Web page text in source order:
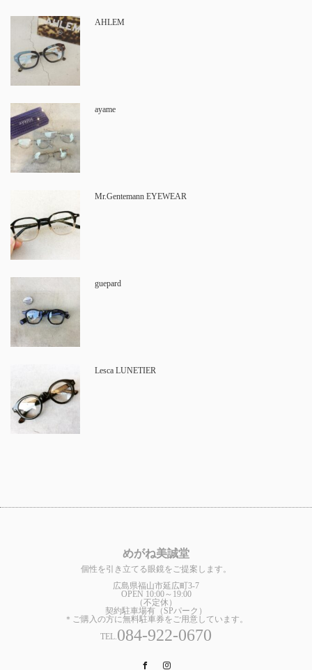
AHLEM
ayame
Mr.Gentemann EYEWEAR
guepard
Lesca LUNETIER
めがね美誠堂
個性を引き立てる眼鏡をご提案します。
広島県福山市延広町3-7
OPEN 10:00～19:00
（不定休）
契約駐車場有（SPパーク）
＊ご購入の方に無料駐車券をご用意しています。
TEL.084-922-0670
Facebook